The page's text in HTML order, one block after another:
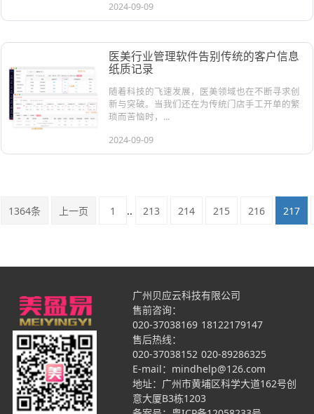
2024-09-09
医美行业管理软件告别传统的客户信息
纸质记录
随着科技的飞速发展，医美领域也在不断寻求创
新与突破。当我们还在为传统门店手工开单的繁
琐而苦恼时，...
2024-09-09
1364条 上一页 1 .. 213 214 215 216 217
广州贝应云科技有限公司
售前咨询：
020-37038169 18122179147
售后热线：
020-37038152 020-89286325
E-mail：mindhelp@126.com
地址：广州市黄埔区科学大道162号创
意大厦B3栋1203